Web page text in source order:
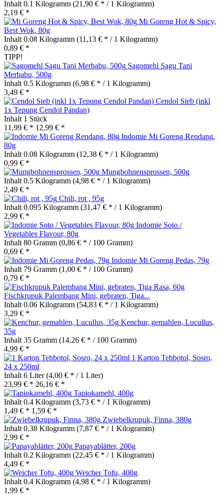
Inhalt 0.1 Kilogramm (21,90 € * / 1 Kilogramm)
2,19 € *
Mi Goreng Hot & Spicy,
Best Wok, 80g
Inhalt 0.08 Kilogramm (11,13 € * / 1 Kilogramm)
0,89 € *
TIPP!
Sagomehl Sagu Tani
Merbabu, 500g
Inhalt 0.5 Kilogramm (6,98 € * / 1 Kilogramm)
3,49 € *
Cendol Sieb (inkl
1x Tepung Cendol Pandan)
Inhalt 1 Stück
11,99 € * 12,99 € *
Indomie Mi Goreng Rendang,
80g
Inhalt 0.08 Kilogramm (12,38 € * / 1 Kilogramm)
0,99 € *
Mungbohnensprossen, 500g
Inhalt 0.5 Kilogramm (4,98 € * / 1 Kilogramm)
2,49 € *
Chili, rot , 95g
Inhalt 0.095 Kilogramm (31,47 € * / 1 Kilogramm)
2,99 € *
Indomie Soto /
Vegetables Flavour, 80g
Inhalt 80 Gramm (0,86 € * / 100 Gramm)
0,69 € *
Indomie Mi Goreng Pedas, 79g
Inhalt 79 Gramm (1,00 € * / 100 Gramm)
0,79 € *
Fischkrupuk Palembang Mini, gebraten, Tiga...
Inhalt 0.06 Kilogramm (54,83 € * / 1 Kilogramm)
3,29 € *
Kenchur, gemahlen, Lucullus,
35g
Inhalt 35 Gramm (14,26 € * / 100 Gramm)
4,99 € *
1 Karton Tehbotol, Sosro,
24 x 250ml
Inhalt 6 Liter(4,00 € * / 1 Liter)
23,99 € * 26,16 € *
Tapiokamehl, 400g
Inhalt 0.4 Kilogramm (3,73 € * / 1 Kilogramm)
1,49 € * 1,59 € *
Zwiebelkrupuk, Finna, 380g
Inhalt 0.38 Kilogramm (7,87 € * / 1 Kilogramm)
2,99 € *
Papayablätter, 200g
Inhalt 0.2 Kilogramm (22,45 € * / 1 Kilogramm)
4,49 € *
Weicher Tofu, 400g
Inhalt 0.4 Kilogramm (4,98 € * / 1 Kilogramm)
1,99 € *